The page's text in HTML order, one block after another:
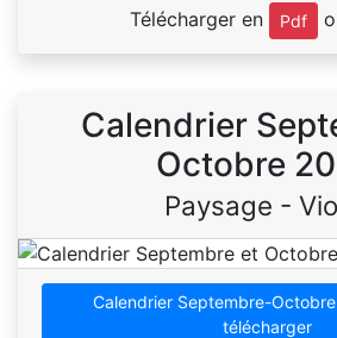
Télécharger en Pdf
Calendrier
Octobre
Paysage -
Calendrier Septembre-
télécharger